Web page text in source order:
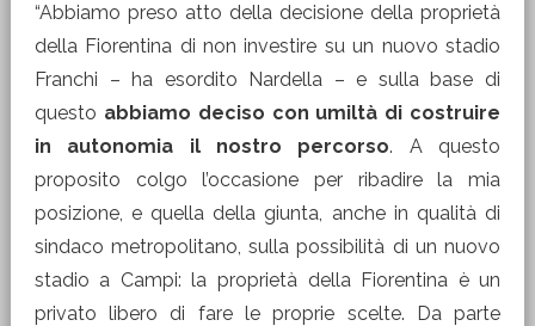
“Abbiamo preso atto della decisione della proprietà
della Fiorentina di non investire su un nuovo stadio
Franchi – ha esordito Nardella – e sulla base di
questo abbiamo deciso con umiltà di costruire
in autonomia il nostro percorso. A questo
proposito colgo l’occasione per ribadire la mia
posizione, e quella della giunta, anche in qualità di
sindaco metropolitano, sulla possibilità di un nuovo
stadio a Campi: la proprietà della Fiorentina è un
privato libero di fare le proprie scelte. Da parte